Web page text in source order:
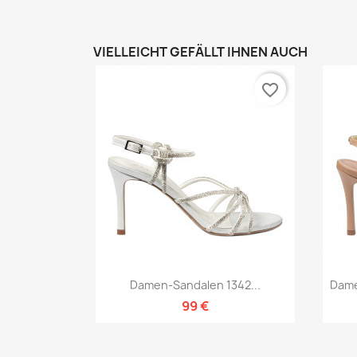
VIELLEICHT GEFÄLLT IHNEN AUCH
Vorschau
Damen-Sandalen 1342...
99 €
favorite_border